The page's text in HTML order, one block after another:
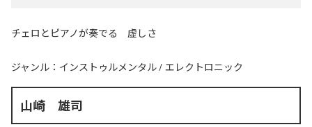
チェロとピアノが奏でる 虚しさ
ジャンル： インストゥルメンタル / エレクトロニック
山崎 雄司